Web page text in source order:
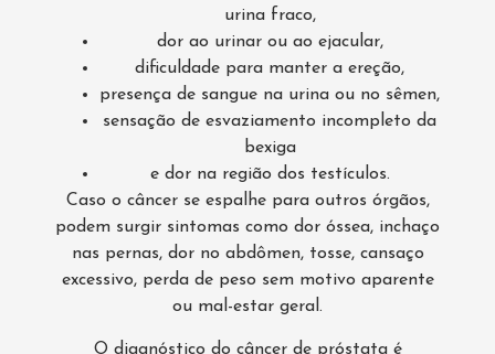
urina fraco,
dor ao urinar ou ao ejacular,
dificuldade para manter a ereção,
presença de sangue na urina ou no sêmen,
sensação de esvaziamento incompleto da
bexiga
e dor na região dos testículos.
Caso o câncer se espalhe para outros órgãos,
podem surgir sintomas como dor óssea, inchaço
nas pernas, dor no abdômen, tosse, cansaço
excessivo, perda de peso sem motivo aparente
ou mal-estar geral.
O diagnóstico do câncer de próstata é